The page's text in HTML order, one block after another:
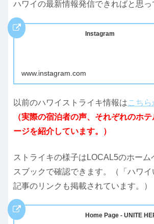
ハワイの最新情報発信できればと思っ
Instagram
www.instagram.com
以前のハワイストライキ情報はこちら
（実際の宿泊者の声、それぞれのホ
ージを紹介しています。）
ストライキの様子はLOCAL5のホーム
スブックで確認できます。（「ハワ
記事のリンクも掲載されています。）
Home Page - UNITE